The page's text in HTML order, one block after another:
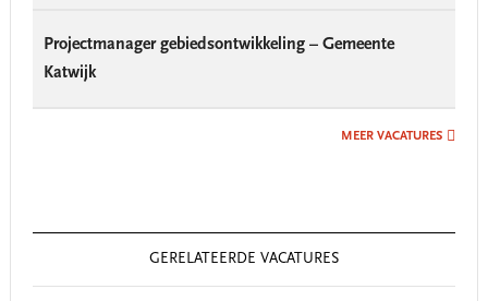
Projectmanager gebiedsontwikkeling – Gemeente
Katwijk
MEER VACATURES
GERELATEERDE VACATURES